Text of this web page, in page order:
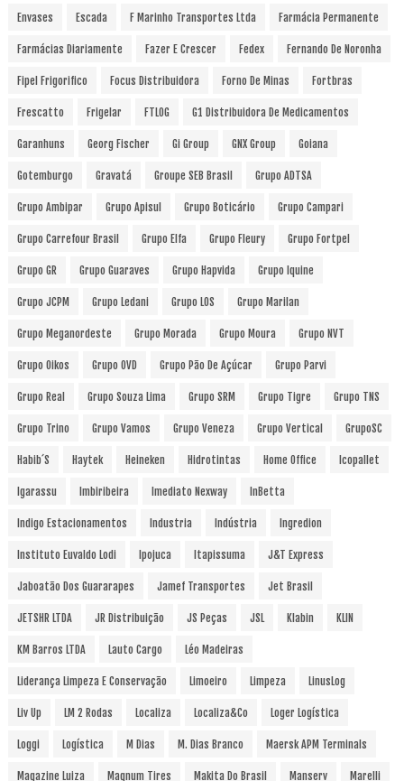
Envases Escada F Marinho Transportes Ltda Farmácia Permanente
Farmácias Diariamente Fazer E Crescer Fedex Fernando De Noronha
Fipel Frigorifico Focus Distribuidora Forno De Minas Fortbras
Frescatto Frigelar FTLOG G1 Distribuidora De Medicamentos
Garanhuns Georg Fischer Gi Group GNX Group Goiana
Gotemburgo Gravatá Groupe SEB Brasil Grupo ADTSA
Grupo Ambipar Grupo Apisul Grupo Boticário Grupo Campari
Grupo Carrefour Brasil Grupo Elfa Grupo Fleury Grupo Fortpel
Grupo GR Grupo Guaraves Grupo Hapvida Grupo Iquine
Grupo JCPM Grupo Ledani Grupo LOS Grupo Marilan
Grupo Meganordeste Grupo Morada Grupo Moura Grupo NVT
Grupo Oikos Grupo OVD Grupo Pão De Açúcar Grupo Parvi
Grupo Real Grupo Souza Lima Grupo SRM Grupo Tigre Grupo TNS
Grupo Trino Grupo Vamos Grupo Veneza Grupo Vertical GrupoSC
Habib´s Haytek Heineken Hidrotintas Home Office Icopallet
Igarassu Imbiribeira Imediato Nexway InBetta
Indigo Estacionamentos Industria Indústria Ingredion
Instituto Euvaldo Lodi Ipojuca Itapissuma J&T Express
Jaboatão Dos Guararapes Jamef Transportes Jet Brasil
JETSHR LTDA JR Distribuição JS Peças JSL Klabin KLIN
KM Barros LTDA Lauto Cargo Léo Madeiras
Liderança Limpeza E Conservação Limoeiro Limpeza LinusLog
Liv Up LM 2 Rodas Localiza Localiza&Co Loger Logística
Loggi Logística M Dias M. Dias Branco Maersk APM Terminals
Magazine Luiza Magnum Tires Makita Do Brasil Manserv Marelli